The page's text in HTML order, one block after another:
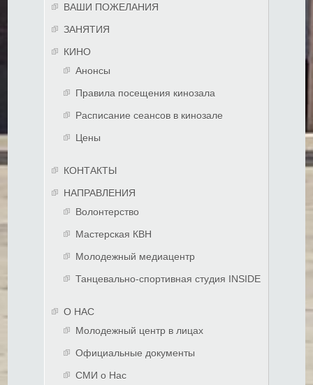
ВАШИ ПОЖЕЛАНИЯ
ЗАНЯТИЯ
КИНО
Анонсы
Правила посещения кинозала
Расписание сеансов в кинозале
Цены
КОНТАКТЫ
НАПРАВЛЕНИЯ
Волонтерство
Мастерская КВН
Молодежный медиацентр
Танцевально-спортивная студия INSIDE
О НАС
Молодежный центр в лицах
Официальные документы
СМИ о Нас